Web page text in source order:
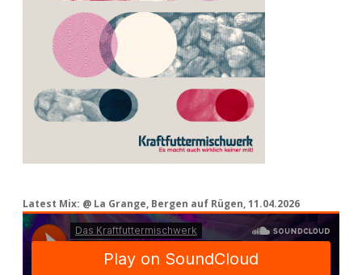
Latest Mix: @ La Grange, Bergen auf Rügen, 11.04.2026